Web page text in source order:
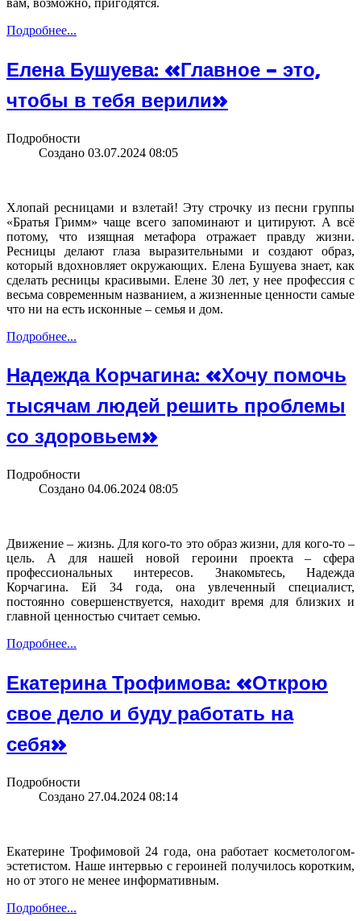
Подробнее...
Елена Бушуева: «Главное – это,
чтобы в тебя верили»
Подробности
Создано 03.07.2024 08:05
Хлопай ресницами и взлетай! Эту строчку из песни группы
«Братья Гримм» чаще всего запоминают и цитируют. А всё
потому, что изящная метафора отражает правду жизни.
Ресницы делают глаза выразительными и создают образ,
который вдохновляет окружающих. Елена Бушуева знает, как
сделать ресницы красивыми. Елене 30 лет, у нее профессия с
весьма современным названием, а жизненные ценности самые
что ни на есть исконные – семья и дом.
Подробнее...
Надежда Корчагина: «Хочу помочь
тысячам людей решить проблемы
со здоровьем»
Подробности
Создано 04.06.2024 08:05
Движение – жизнь. Для кого-то это образ жизни, для кого-то –
цель. А для нашей новой героини проекта – сфера
профессиональных интересов. Знакомьтесь, Надежда
Корчагина. Ей 34 года, она увлеченный специалист,
постоянно совершенствуется, находит время для близких и
главной ценностью считает семью.
Подробнее...
Екатерина Трофимова: «Открою
свое дело и буду работать на
себя»
Подробности
Создано 27.04.2024 08:14
Екатерине Трофимовой 24 года, она работает косметологом-
эстетистом. Наше интервью с героиней получилось коротким,
но от этого не менее информативным.
Подробнее...